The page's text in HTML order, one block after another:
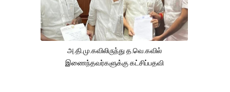
அ.தி.மு.கவிலிருந்து த.வெ.கவில்
இணைந்தவர்களுக்கு கட்சிப்பதவி